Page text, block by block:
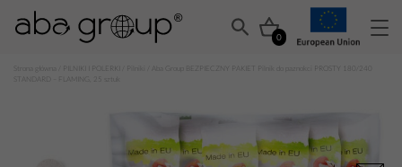
0
PILNIKI I POLERKI Pilniki
/ Aba Group BEZPIECZNY PAKIET Pilnik do paznokci PROSTY 180/240
STANDARD – FLAMING, 25 sztuk